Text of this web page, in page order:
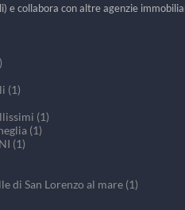
e collabora con altre agenzie
(1)
(1)
(1)
(1)
di San Lorenzo al mare (1)